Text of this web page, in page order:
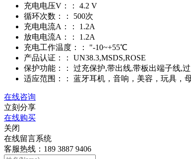
充电电压V：：
4.2 V
循环次数：：
500次
充电电流A：：
1.2A
放电电流A：：
1.2A
充电工作温度：：
"-10~+55℃
产品认证：：
UN38.3,MSDS,ROSE
保护功能：：
过充保护,带出线,带板出端子线,
适应范围：：
蓝牙耳机，音响，美容，玩具，
在线咨询
立刻分享
在线购买
关闭
在线留言系统
客服热线：189 3887 9406